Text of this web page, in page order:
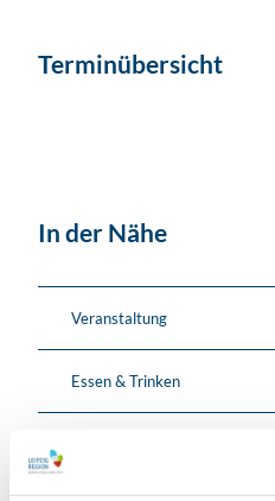
Terminübersicht
In der Nähe
Veranstaltung
Essen & Trinken